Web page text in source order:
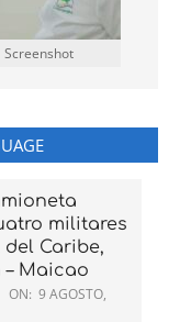
Screenshot
militares
Caribe,
Maicao
ON: 9 AGOSTO,